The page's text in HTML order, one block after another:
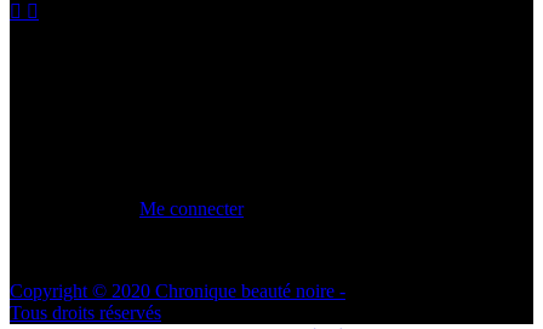
Me connecter
Copyright © 2020 Chronique beauté noire -
Tous droits réservés